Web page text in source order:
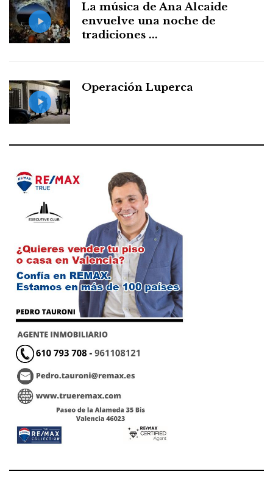
La música de Ana Alcaide
envuelve una noche de
tradiciones ...
Operación Luperca